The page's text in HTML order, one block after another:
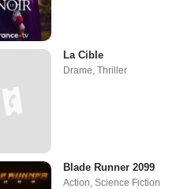
La Cible
Drame, Thriller
Blade Runner 2099
Action, Science Fiction